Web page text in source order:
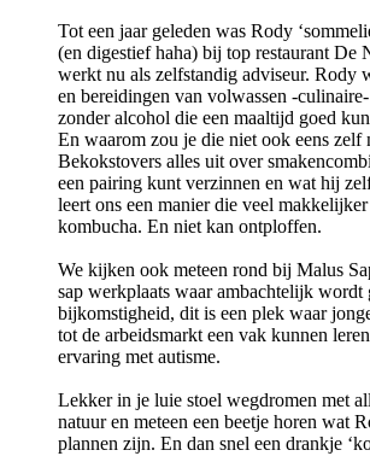
Tot een jaar geleden was Rody
(en digestief haha) bij top restaurant
werkt nu als zelfstandig adviseur. Rody
en bereidingen van volwassen -
zonder alcohol die een maaltijd goed
En waarom zou je die niet ook eens zelf
Bekokstovers alles uit over
een pairing kunt verzinnen en wat hij
leert ons een manier die veel
kombucha. En niet kan ontploffen.
We kijken ook meteen rond bij Malus
sap werkplaats waar ambachtelijk
bijkomstigheid, dit is een plek waar
tot de arbeidsmarkt een vak kunnen
ervaring met autisme.
Lekker in je luie stoel wegdromen met
natuur en meteen een beetje horen wat
plannen zijn. En dan snel een drankje